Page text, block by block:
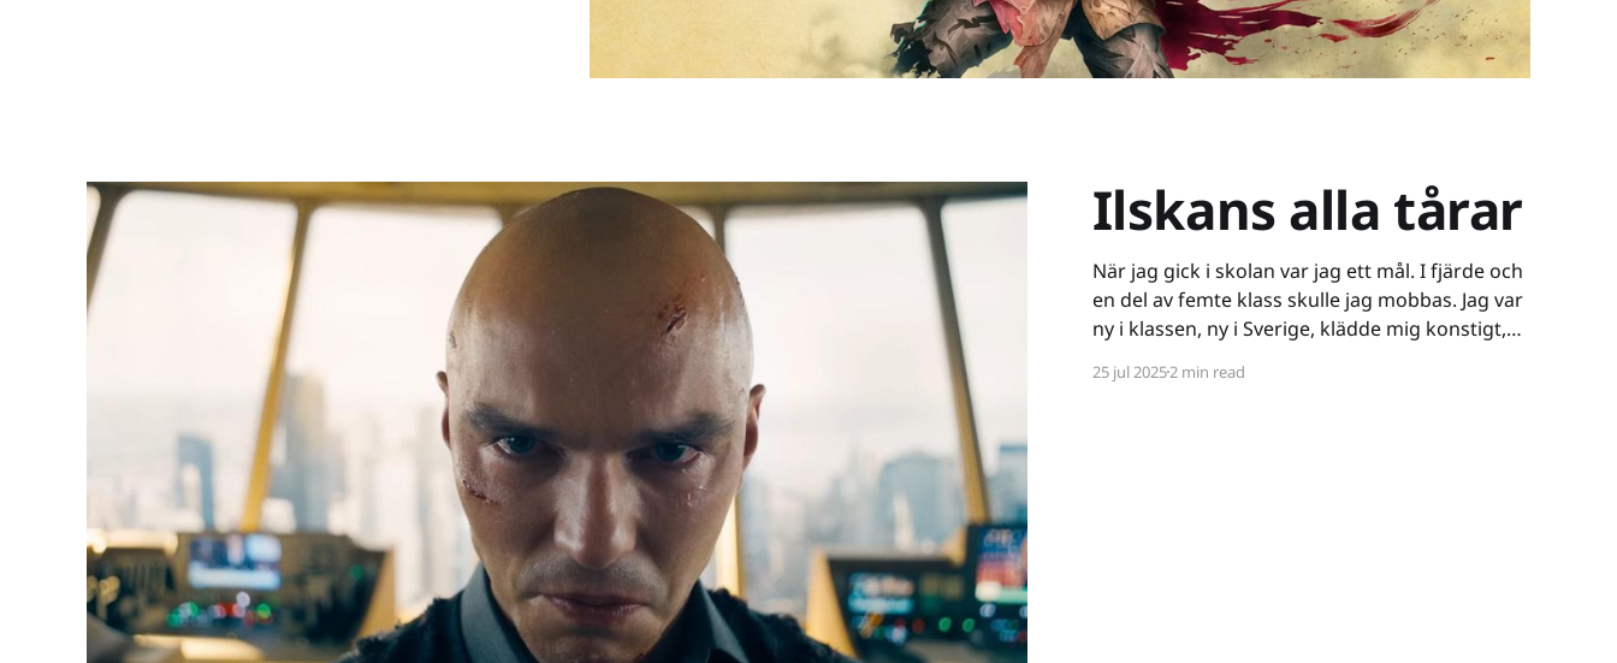
Ilskans alla tårar
När jag gick i skolan var jag ett mål. I fjärde och
en del av femte klass skulle jag mobbas. Jag var
ny i klassen, ny i Sverige, klädde mig konstigt,
eller knopp. Ett lätt offer. Det började verbalt
25 jul 20252 min read